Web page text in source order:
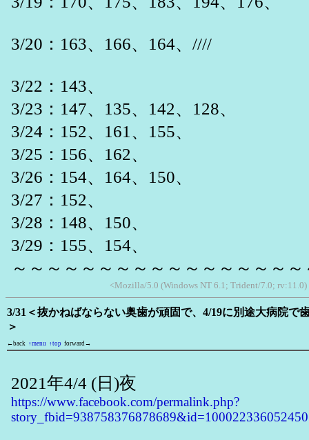
3/20：163、166、164、////
3/22：143、
3/23：147、135、142、128、
3/24：152、161、155、
3/25：156、162、
3/26：154、164、150、
3/27：152、
3/28：148、150、
3/29：155、154、
～～～～～～～～～～～～～～～～
<Mozilla/5.0 (Windows NT 6.1; Trident/7.0;
3/31＜抜かねばならない奥歯が頑固で、4/19に別途大病院で
＞
←back ↑menu ↑top forward→
2021年4/4 (日)夜
https://www.facebook.com/permalink.php?
story_fbid=938758376878689&id=100022336052450